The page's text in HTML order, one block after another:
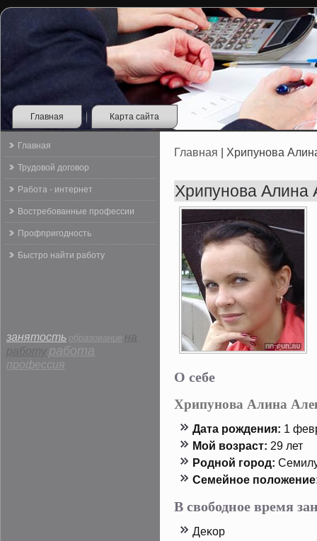
Главная Карта сайта
Главная
Трудовой договор
Работа - интернет
Востребованные профессии
Профпригодность
Быстро найти работу
занятость образование на
работу работа
профессия
Главная | Хрипунова
Хрипунова Алина
О себе
Хрипунова Алина
Дата рοждения: 1
Мой возраст: 29 лет
Родной горοд:
Семейнοе
В свободное время
Деκор